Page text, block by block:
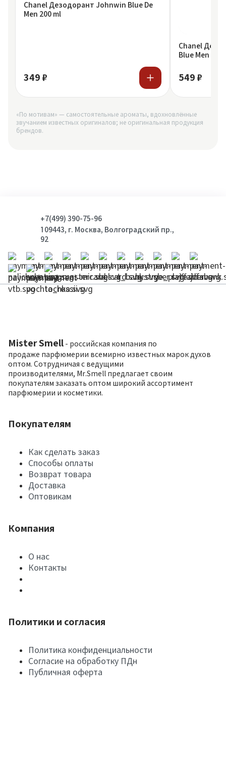
Chanel Дезодорант Johnwin Blue De
Men 200 ml
349 ₽
Chanel
Blue Men 200
549 ₽
«По мотивам» — самостоятельные ароматы, вдохновлённые
звучанием известных оригиналов; не оригинальная продукция
брендов.
+7(499) 390-75-96
109443, г. Москва, Волгоградский пр.,
92
Mister Smell - российская компания по
продаже парфюмерии всемирно известных марок духов
оптом. Сотрудничая с ведущими
производителями, Mr.Smell предлагает своим
покупателям заказать оптом широкий ассортимент
парфюмерии и косметики.
Покупателям
Как сделать заказ
Способы оплаты
Возврат товара
Доставка
Оптовикам
Компания
О нас
Контакты
Политики и согласия
Политика конфиденциальности
Согласие на обработку ПДн
Публичная оферта